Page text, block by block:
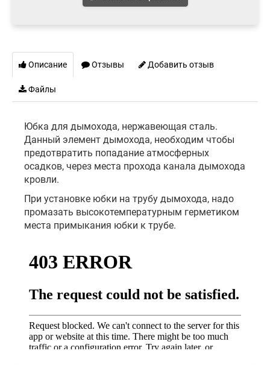
Описание Отзывы Добавить отзыв
Файлы
Юбка для дымохода, нержавеющая сталь.
Данный элемент дымохода, необходим чтобы
предотвратить попадание атмосферных
осадков, через места прохода канала дымохода
кровли.
При установке юбки на трубу дымохода, надо
промазать высокотемпературным герметиком
места примыкания юбки к трубе.